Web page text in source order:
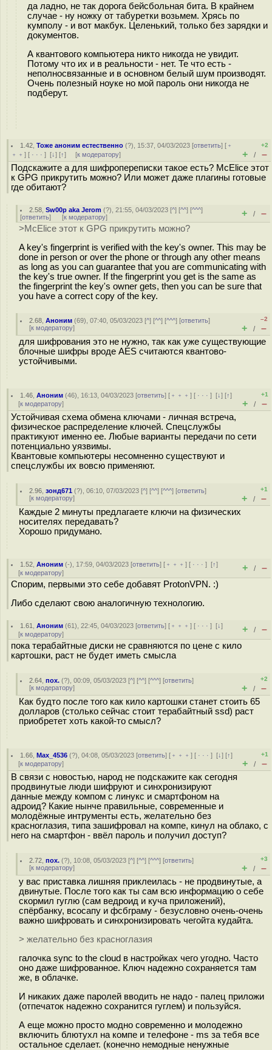
да ладно, не так дорога бейсбольная бита. В крайнем
случае - ну ножку от табуретки возьмем. Хрясь по
кумполу - и вот макбук. Целенький, только без зарядки и
документов.
А квантового компьютера никто никогда не увидит.
Потому что их и в реальности - нет. Те что есть -
неполносвязанные и в основном белый шум производят.
Очень полезный ноуке но мой пароль они никогда не
подберут.
1.42 ,Тоже аноним естественно (?), 15:37, 04/03/2023 [ответить] [ ﹢
﹢﹢ ] [ · · · ] [↓] [↑] [к модератору]
+2
+ / –
Подскажите а для шифропереписки такое есть? McElice этот
к GPG прикрутить можно? Или может даже плагины готовые
где обитают?
2.58 ,Sw00p aka Jerom (?), 21:55, 04/03/2023 [^] [^^] [^^^]
[ответить] [к модератору] + / –
>McElice этот к GPG прикрутить можно?
A key's fingerprint is verified with the key's owner. This may be
done in person or over the phone or through any other means
as long as you can guarantee that you are communicating with
the key's true owner. If the fingerprint you get is the same as
the fingerprint the key's owner gets, then you can be sure that
you have a correct copy of the key.
2.68 ,Аноним (69), 07:40, 05/03/2023 [^] [^^] [^^^] [ответить]
[к модератору]
–2
+ / –
для шифрования это не нужно, так как уже существующие
блочные шифры вроде AES считаются квантово-
устойчивыми.
1.46 ,Аноним (46), 16:13, 04/03/2023 [ответить] [ ﹢﹢﹢] [ · · ·][↓] [↑]
[к модератору]
+1
+ / –
Устойчивая схема обмена ключами - личная встреча,
физическое распределение ключей. Спецслужбы
практикуют именно ее. Любые варианты передачи по сети
потенциально уязвимы.
Квантовые компьютеры несомненно существуют и
спецслужбы их вовсю применяют.
2.96 ,зонд671 (?), 06:10, 07/03/2023 [^] [^^] [^^^] [ответить]
[к модератору]
+1
+ / –
Каждые 2 минуты предлагаете ключи на физических
носителях передавать?
Хорошо придумано.
1.52 ,Аноним (-), 17:59, 04/03/2023 [ответить] [ ﹢﹢﹢] [ · · ·][↑]
[к модератору] + / –
Спорим, первыми это себе добавят ProtonVPN. :)
Либо сделают свою аналогичную технологию.
1.61 ,Аноним (61), 22:45, 04/03/2023 [ответить] [ ﹢﹢﹢] [ · · ·][↓]
[к модератору] + / –
пока терабайтные диски не сравняются по цене с кило
картошки, раст не будет иметь смысла
2.64 ,пох. (?), 00:09, 05/03/2023 [^] [^^] [^^^] [ответить]
[к модератору]
+2
+ / –
Как будто после того как кило картошки станет стоить 65
долларов (столько сейчас стоит терабайтный ssd) раст
приобретет хоть какой-то смысл?
1.66 ,Max_4536 (?), 04:08, 05/03/2023 [ответить] [ ﹢﹢﹢] [ · · ·][↓] [↑]
[к модератору]
+1
+ / –
В связи с новостью, народ не подскажите как сегодня
продвинутые люди шифруют и синхронизируют
данные между компом с линукс и смартфоном на
адроид? Какие нынче правильные, современные и
молодёжные интрументы есть, желательно без
красноглaзия, типа зашифровал на компе, кинул на облако, с
него на смартфон - ввёл пароль и получил доступ?
2.72 ,пох. (?), 10:08, 05/03/2023 [^] [^^] [^^^] [ответить]
[к модератору]
+3
+ / –
у вас приставка лишняя приклеилась - не продвинутые, а
двинутые. После того как ты сам всю информацию о себе
скормил гуглю (сам ведроид и куча приложений),
спёрбанку, всосапу и фсбграму - безусловно очень-очень
важно шифровать и синхронизировать чегойта кудайта.
> желательно без красноглaзия
галочка sync to the cloud в настройках чего угодно. Часто
оно даже шифрованное. Ключ надежно сохраняется там
же, в облачке.
И никаких даже паролей вводить не надо - палец приложи
(отпечаток надежно сохранится гуглем) и пользуйся.
А еще можно просто модно современно и молодежно
включить блютухл на компе и телефоне - ms за тебя все
остальное сделает. (конечно немодные ненужные